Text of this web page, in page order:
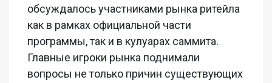
обсуждалось участниками рынка ритейла
как в рамках официальной части
программы, так и в кулуарах саммита.
Главные игроки рынка поднимали
вопросы не только причин существующих